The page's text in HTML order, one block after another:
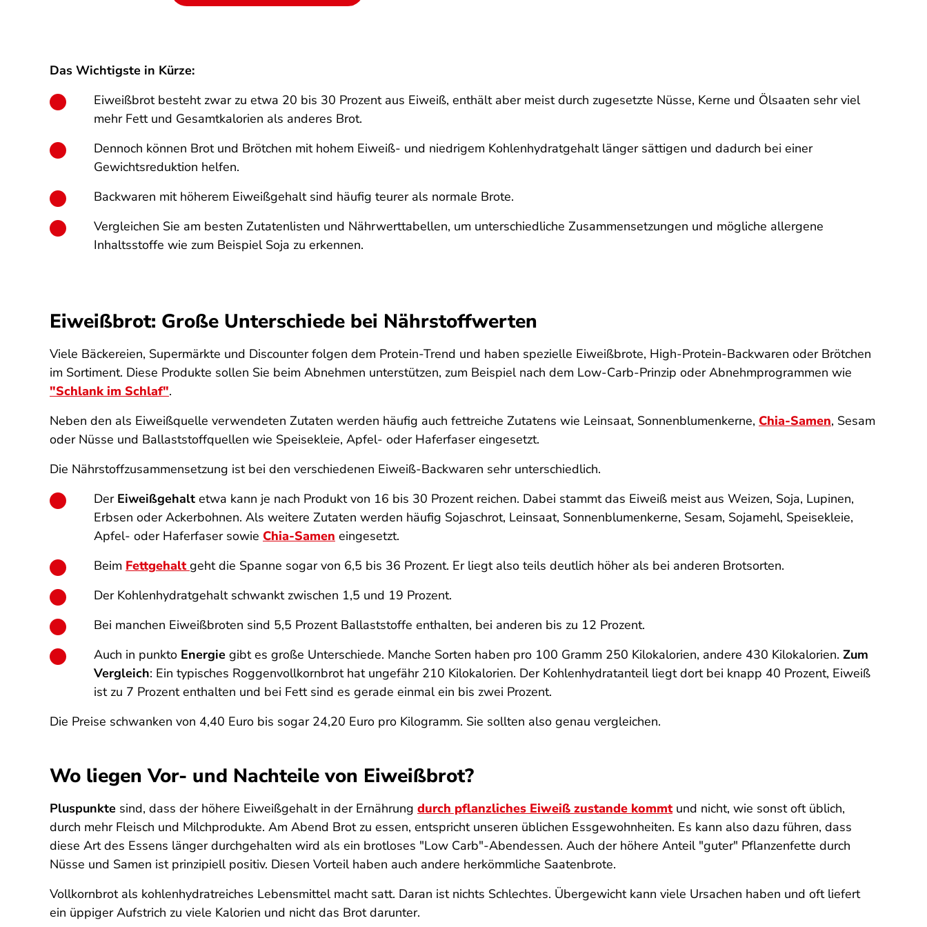
Das Wichtigste in Kürze:
Eiweißbrot besteht zwar zu etwa 20 bis 30 Prozent aus Eiweiß, enthält aber meist durch zugesetzte Nüsse, Kerne und Ölsaaten sehr viel
mehr Fett und Gesamtkalorien als anderes Brot.
Dennoch können Brot und Brötchen mit hohem Eiweiß- und niedrigem Kohlenhydratgehalt länger sättigen und dadurch bei einer
Gewichtsreduktion helfen.
Backwaren mit höherem Eiweißgehalt sind häufig teurer als normale Brote.
Vergleichen Sie am besten Zutatenlisten und Nährwerttabellen, um unterschiedliche Zusammensetzungen und mögliche allergene
Inhaltsstoffe wie zum Beispiel Soja zu erkennen.
Eiweißbrot: Große Unterschiede bei Nährstoffwerten
Viele Bäckereien, Supermärkte und Discounter folgen dem Protein-Trend und haben spezielle Eiweißbrote, High-Protein-Backwaren oder Brötchen
im Sortiment. Diese Produkte sollen Sie beim Abnehmen unterstützen, zum Beispiel nach dem Low-Carb-Prinzip oder Abnehmprogrammen wie
"Schlank im Schlaf".
Neben den als Eiweißquelle verwendeten Zutaten werden häufig auch fettreiche Zutatens wie Leinsaat, Sonnenblumenkerne, Chia-Samen, Sesam
oder Nüsse und Ballaststoffquellen wie Speisekleie, Apfel- oder Haferfaser eingesetzt.
Die Nährstoffzusammensetzung ist bei den verschiedenen Eiweiß-Backwaren sehr unterschiedlich.
Der Eiweißgehalt etwa kann je nach Produkt von 16 bis 30 Prozent reichen. Dabei stammt das Eiweiß meist aus Weizen, Soja, Lupinen,
Erbsen oder Ackerbohnen. Als weitere Zutaten werden häufig Sojaschrot, Leinsaat, Sonnenblumenkerne, Sesam, Sojamehl, Speisekleie,
Apfel- oder Haferfaser sowie Chia-Samen eingesetzt.
Beim Fettgehaltgeht die Spanne sogar von 6,5 bis 36 Prozent. Er liegt also teils deutlich höher als bei anderen Brotsorten.
Der Kohlenhydratgehalt schwankt zwischen 1,5 und 19 Prozent.
Bei manchen Eiweißbroten sind 5,5 Prozent Ballaststoffe enthalten, bei anderen bis zu 12 Prozent.
Auch in punkto Energie gibt es große Unterschiede. Manche Sorten haben pro 100 Gramm 250 Kilokalorien, andere 430 Kilokalorien. Zum
Vergleich: Ein typisches Roggenvollkornbrot hat ungefähr 210 Kilokalorien. Der Kohlenhydratanteil liegt dort bei knapp 40 Prozent, Eiweiß
ist zu 7 Prozent enthalten und bei Fett sind es gerade einmal ein bis zwei Prozent.
Die Preise schwanken von 4,40 Euro bis sogar 24,20 Euro pro Kilogramm. Sie sollten also genau vergleichen.
Wo liegen Vor- und Nachteile von Eiweißbrot?
Pluspunkte sind, dass der höhere Eiweißgehalt in der Ernährung durch pflanzliches Eiweiß zustande kommtund nicht, wie sonst oft üblich,
durch mehr Fleisch und Milchprodukte. Am Abend Brot zu essen, entspricht unseren üblichen Essgewohnheiten. Es kann also dazu führen, dass
diese Art des Essens länger durchgehalten wird als ein brotloses "Low Carb"-Abendessen. Auch der höhere Anteil "guter" Pflanzenfette durch
Nüsse und Samen ist prinzipiell positiv. Diesen Vorteil haben auch andere herkömmliche Saatenbrote.
Vollkornbrot als kohlenhydratreiches Lebensmittel macht satt. Daran ist nichts Schlechtes. Übergewicht kann viele Ursachen haben und oft liefert
ein üppiger Aufstrich zu viele Kalorien und nicht das Brot darunter.